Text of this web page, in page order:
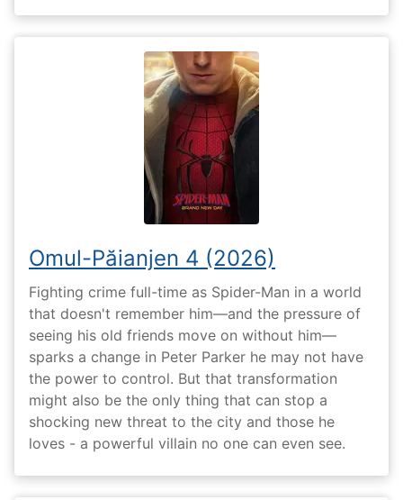
Omul-Păianjen 4 (2026)
Fighting crime full-time as Spider-Man in a world
that doesn't remember him—and the pressure of
seeing his old friends move on without him—
sparks a change in Peter Parker he may not have
the power to control. But that transformation
might also be the only thing that can stop a
shocking new threat to the city and those he
loves - a powerful villain no one can even see.